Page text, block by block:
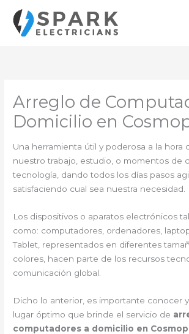
contenido
Arreglo de
Domicilio en
Una herramienta útil y poderosa a la hora
nuestro trabajo, estudio, o momentos de
tecnología, dando todos los días pasos
satisfaciendo cual sea nuestra necesidad.
Los dispositivos o aparatos electrónicos
como: computadores, ordenadores,
Tablet, representados en diferentes
colores, hacen parte de los recursos
comunicación global.
Dicho lo anterior, es importante conocer
lugar óptimo que brinde el servicio de
computadores a domicilio en